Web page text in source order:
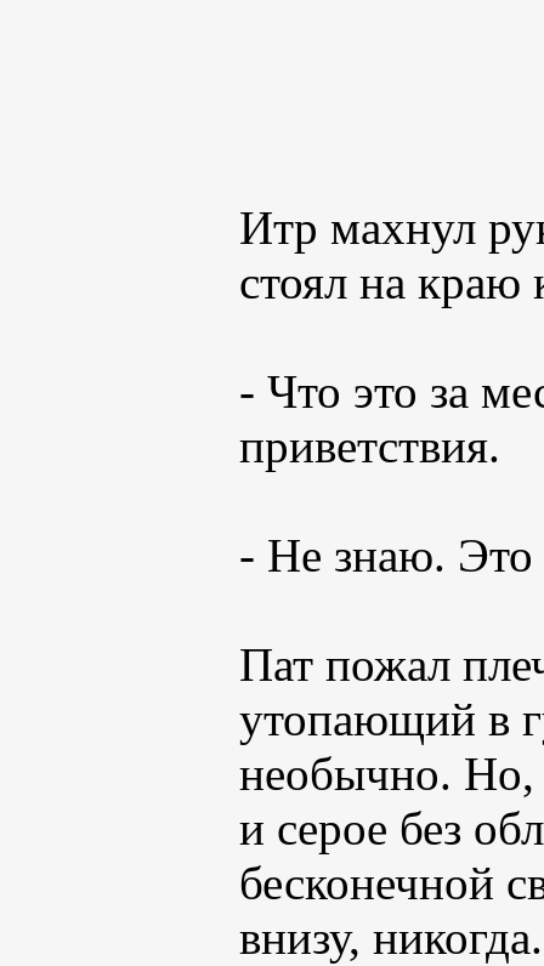
Итр махнул
стоял на краю
- Что это за
приветствия.
- Не знаю. Это
Пат пожал
утопающий в
необычно. Но,
и серое без
бесконечной
внизу, никогда.